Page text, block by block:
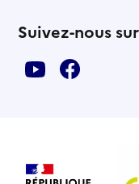
Suivez-nous